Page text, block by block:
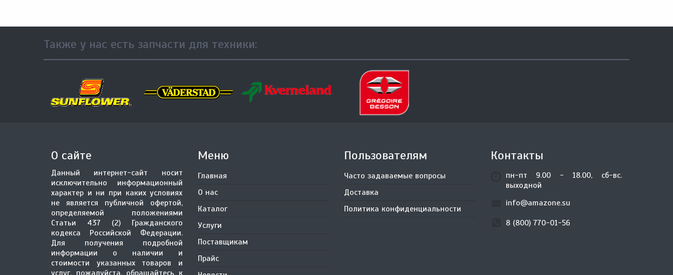
Также у нас есть запчасти для техники:
О сайте
Данный интернет-сайт носит
исключительно информационный
характер и ни при каких условиях
не является публичной офертой,
определяемой положениями
Статьи 437 (2) Гражданского
кодекса Российской Федерации.
Для получения подробной
информации о наличии и
стоимости указанных товаров и
услуг, пожалуйста, обращайтесь к
Меню
Главная
О нас
Каталог
Услуги
Поставщикам
Прайс
Пользователям
Часто задаваемые вопросы
Доставка
Политика конфиденциальности
Контакты
пн-пт 9.00 - 18.00, сб-вс.
выходной
info@amazone.su
8 (800) 770-01-56